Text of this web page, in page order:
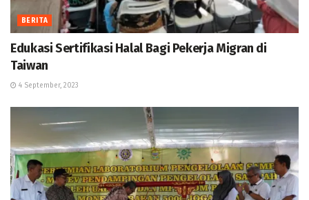
BERITA
Edukasi Sertifikasi Halal Bagi Pekerja Migran di
Taiwan
4 September, 2023